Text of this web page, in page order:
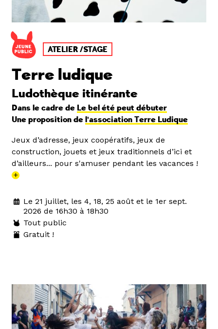
ATELIER /STAGE
Terre ludique
Ludothèque itinérante
Dans le cadre de Le bel été peut débuter
Une proposition de l'association Terre Ludique
Jeux d’adresse, jeux coopératifs, jeux de
construction, jouets et jeux traditionnels d’ici et
d’ailleurs... pour s'amuser pendant les vacances !
+
Le 21 juillet, les 4, 18, 25 août et le 1er sept.
2026 de 16h30 à 18h30
Tout public
Gratuit !